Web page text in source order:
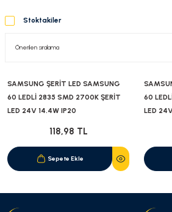
Stoktakiler
SAMSUNG ŞERİT LED SAMSUNG
60 LEDLİ 2835 SMD 2700K ŞERİT
LED 24V 14.4W IP20
118,98 TL
Sepete Ekle
60
LED